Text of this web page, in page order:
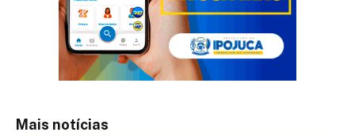
Mais notícias